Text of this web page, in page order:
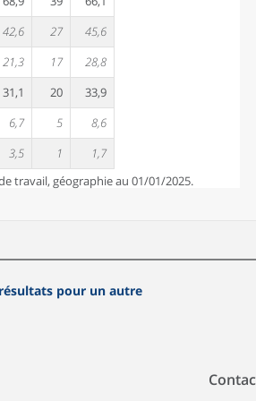
42,6 27
45,6
21,3 17
28,8
31,1 20
33,9
6,7 5
8,6
3,5 1
1,7
travail, géographie au 01/01/2025.
pour un autre